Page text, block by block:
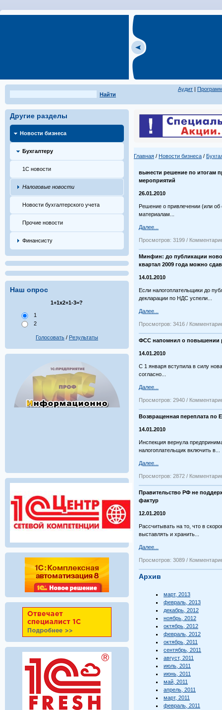
Найти
Аудит
Другие разделы
Новости бизнеса
Бухгалтеру
1С новости
Налоговые новости
Новости бухгалтерского учета
Прочие новости
Финансисту
Наш опрос
1+1х2+1-3=?
1
2
Голосовать / Результаты
Главная / Новости бизнеса /
вынести решение по итогам
мероприятий
26.01.2010
Решение о привлечении (или об
материалам...
Далее...
Просмотров: 3199 /
Минфин: до публикации
квартал 2009 года можно
14.01.2010
Если налогоплательщики до
декларации по НДС успели...
Далее...
Просмотров: 3416 /
ФСС напомнил о повышении
14.01.2010
С 1 января вступила в силу
согласно...
Далее...
Просмотров: 2940 /
Возвращенная переплата по
14.01.2010
Инспекция вернула
налогоплательщик включить в...
Далее...
Просмотров: 2872 /
Правительство РФ не
фактур
12.01.2010
Рассчитывать на то, что в
выставлять и хранить...
Далее...
Просмотров: 3089 /
Архив
март, 2013
февраль, 2013
декабрь, 2012
ноябрь, 2012
октябрь, 2012
февраль, 2012
октябрь, 2011
сентябрь, 2011
август, 2011
июль, 2011
июнь, 2011
май, 2011
апрель, 2011
март, 2011
февраль, 2011